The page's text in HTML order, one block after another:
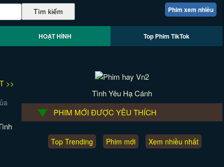
Phim xem nhiều
HOẠT HÌNH Top Phim TikTok
>>
Tình Yêu Hạ Cánh
PHIM MỚI ĐƯỢC YÊU THÍCH
Top Trending Phim mới Xem nhiều nhất